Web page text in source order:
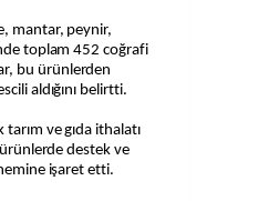
mantar, peynir,
toplam 452 coğrafi
bu ürünlerden
aldığını belirtti.
ve gıda ithalatı
ürünlerde destek ve
işaret etti.